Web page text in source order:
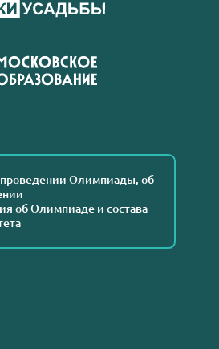
проведении Олимпиады, об
об Олимпиаде и состава